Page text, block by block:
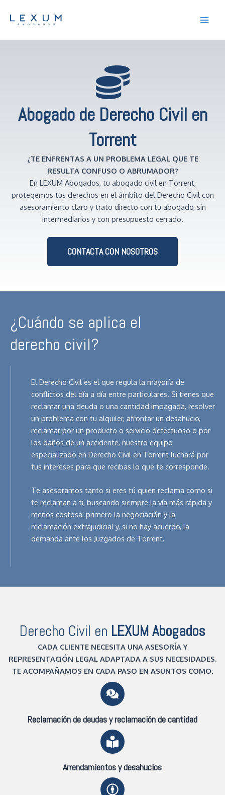
Abogado de Derecho Civil en
Torrent
¿TE ENFRENTAS A UN PROBLEMA LEGAL QUE TE
RESULTA CONFUSO O ABRUMADOR?
En LEXUM Abogados, tu abogado civil en Torrent,
protegemos tus derechos en el ámbito del Derecho Civil con
asesoramiento claro y trato directo con tu abogado, sin
intermediarios y con presupuesto cerrado.
CONTACTA CON NOSOTROS
¿Cuándo se aplica el
derecho civil?
El Derecho Civil es el que regula la mayoría de
conflictos del día a día entre particulares. Si tienes que
reclamar una deuda o una cantidad impagada, resolver
un problema con tu alquiler, afrontar un desahucio,
reclamar por un producto o servicio defectuoso o por
los daños de un accidente, nuestro equipo
especializado en Derecho Civil en Torrent luchará por
tus intereses para que recibas lo que te corresponde.
Te asesoramos tanto si eres tú quien reclama como si
te reclaman a ti, buscando siempre la vía más rápida y
menos costosa: primero la negociación y la
reclamación extrajudicial y, si no hay acuerdo, la
demanda ante los Juzgados de Torrent.
Derecho Civil en LEXUM Abogados
CADA CLIENTE NECESITA UNA ASESORÍA Y
REPRESENTACIÓN LEGAL ADAPTADA A SUS NECESIDADES.
TE ACOMPAÑAMOS EN CADA PASO EN ASUNTOS COMO:
Reclamación de deudas y reclamación de cantidad
Arrendamientos y desahucios